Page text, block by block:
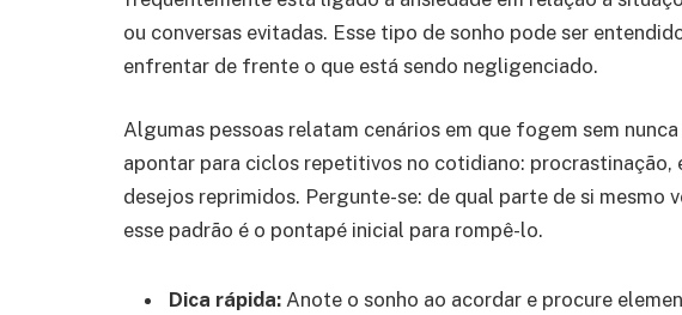
ou conversas evitadas. Esse tipo de sonho pode ser
enfrentar de frente o que está sendo negligenciado.
Algumas pessoas relatam cenários em que fogem sem
apontar para ciclos repetitivos no cotidiano: procrastinação,
desejos reprimidos. Pergunte-se: de qual parte de si mesmo
esse padrão é o pontapé inicial para rompê-lo.
Dica rápida: Anote o sonho ao acordar e procure